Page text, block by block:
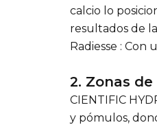
calcio lo
resultados de
Radiesse :
2. Zonas
CIENTIFIC
y pómulos,